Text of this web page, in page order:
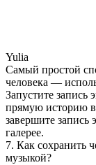
Yulia
Самый простой
человека —
Запустите запись
прямую историю в
завершите запись
галерее.
7. Как сохранить
музыкой?